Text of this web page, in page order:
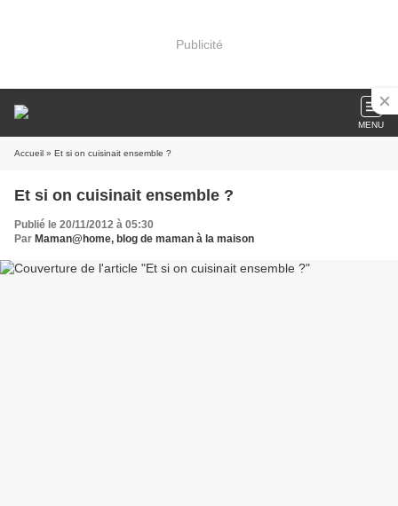
Publicité
MENU
Accueil » Et si on cuisinait ensemble ?
Et si on cuisinait ensemble ?
Publié le 20/11/2012 à 05:30
Par Maman@home, blog de maman à la maison